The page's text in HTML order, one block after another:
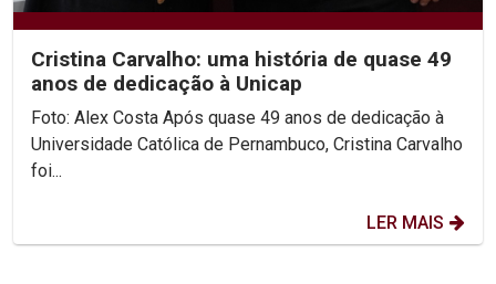
Cristina Carvalho: uma história de quase 49
anos de dedicação à Unicap
Foto: Alex Costa Após quase 49 anos de dedicação à
Universidade Católica de Pernambuco, Cristina Carvalho
foi...
LER MAIS